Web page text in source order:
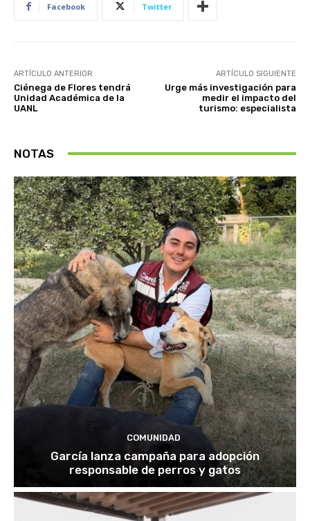
Facebook Twitter
ARTÍCULO ANTERIOR
Ciénega de Flores tendrá
Unidad Académica de la
UANL
ARTÍCULO SIGUIENTE
Urge más investigación para
medir el impacto del
turismo: especialista
NOTAS
COMUNIDAD
García lanza campaña para adopción
responsable de perros y gatos